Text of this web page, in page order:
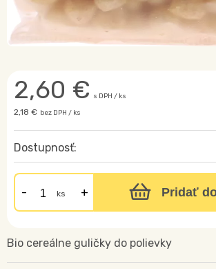
2,60 € s DPH / ks
2,18 € bez DPH / ks
Dostupnosť:
ks Pridať
Bio cereálne guličky do polievky